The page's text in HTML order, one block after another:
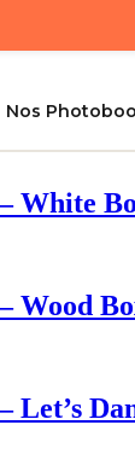
Nos
White
Wood
Let’s